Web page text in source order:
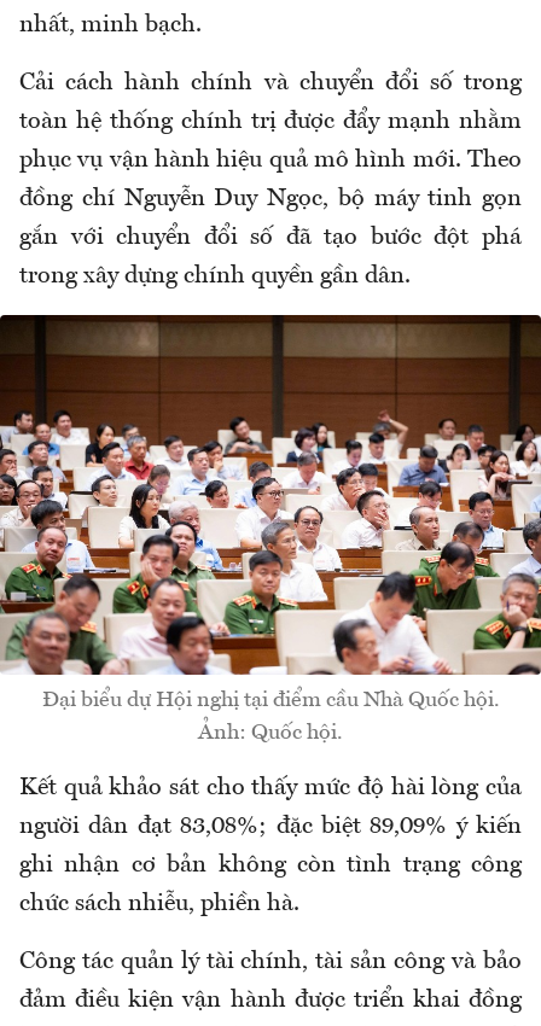
nhất, minh bạch.
Cải cách hành chính và chuyển đổi số trong
toàn hệ thống chính trị được đẩy mạnh nhằm
phục vụ vận hành hiệu quả mô hình mới. Theo
đồng chí Nguyễn Duy Ngọc, bộ máy tinh gọn
gắn với chuyển đổi số đã tạo bước đột phá
trong xây dựng chính quyền gần dân.
Đại biểu dự Hội nghị tại điểm cầu Nhà Quốc hội.
Ảnh: Quốc hội.
Kết quả khảo sát cho thấy mức độ hài lòng của
người dân đạt 83,08%; đặc biệt 89,09% ý kiến
ghi nhận cơ bản không còn tình trạng công
chức sách nhiễu, phiền hà.
Công tác quản lý tài chính, tài sản công và bảo
đảm điều kiện vận hành được triển khai đồng